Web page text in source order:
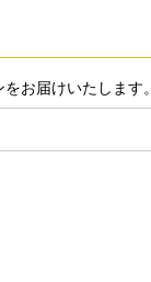
お届けいたします。